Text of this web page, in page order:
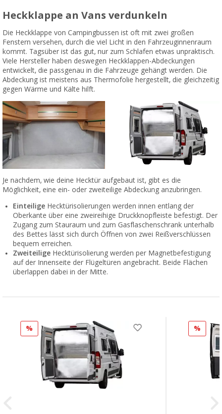
Heckklappe an Vans verdunkeln
Die Heckklappe von Campingbussen ist oft mit zwei großen
Fenstern versehen, durch die viel Licht in den Fahrzeuginnenraum
kommt. Tagsüber ist das gut, nur zum Schlafen etwas unpraktisch.
Viele Hersteller haben deswegen Heckklappen-Abdeckungen
entwickelt, die passgenau in die Fahrzeuge gehängt werden. Die
Abdeckung ist meistens aus Thermofolie hergestellt, die gleichzeitig
gegen Wärme und Kälte hilft.
Je nachdem, wie deine Hecktür aufgebaut ist, gibt es die
Möglichkeit, eine ein- oder zweiteilige Abdeckung anzubringen.
Einteilige Hecktürisolierungen werden innen entlang der
Oberkante über eine zweireihige Druckknopfleiste befestigt. Der
Zugang zum Stauraum und zum Gasflaschenschrank unterhalb
des Bettes lässt sich durch Öffnen von zwei Reißverschlüssen
bequem erreichen.
Zweiteilige Hecktürisolierung werden per Magnetbefestigung
auf der Innenseite der Flügeltüren angebracht. Beide Flächen
überlappen dabei in der Mitte.
% %